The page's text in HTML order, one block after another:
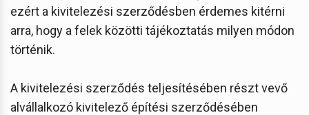
ezért a kivitelezési szerződésben érdemes kitérni
arra, hogy a felek közötti tájékoztatás milyen módon
történik.
A kivitelezési szerződés teljesítésében részt vevő
alvállalkozó kivitelező építési szerződésében